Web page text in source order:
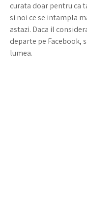
curata doar pentru ca
si noi ce se intampla
astazi. Daca il
departe pe Facebook,
lumea.